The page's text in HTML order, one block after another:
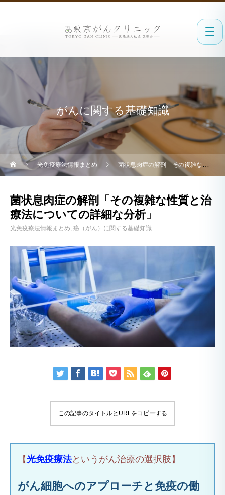
がんに関する基礎知識
光免疫療法情報まとめ 菌状息肉症の解剖「その複雑な性質と治療法についての詳細な分析」
菌状息肉症の解剖「その複雑な性質と治
療法についての詳細な分析」
光免疫療法情報まとめ 癌（がん）に関する基礎知識
この記事のタイトルとURLをコピーする
【光免疫療法というがん治療の選択肢】
がん細胞へのアプローチと免疫の働